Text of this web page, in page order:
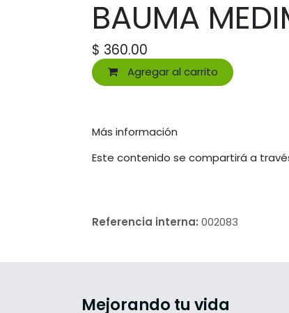
BAUMA
$ 360.00
Agregar al carrito
Más información
Este contenido se compartirá a
Referencia interna: 002083
Mejorando tu vida